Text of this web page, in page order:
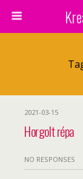
2021-03-15
Horgolt répa
NO RESPONSES